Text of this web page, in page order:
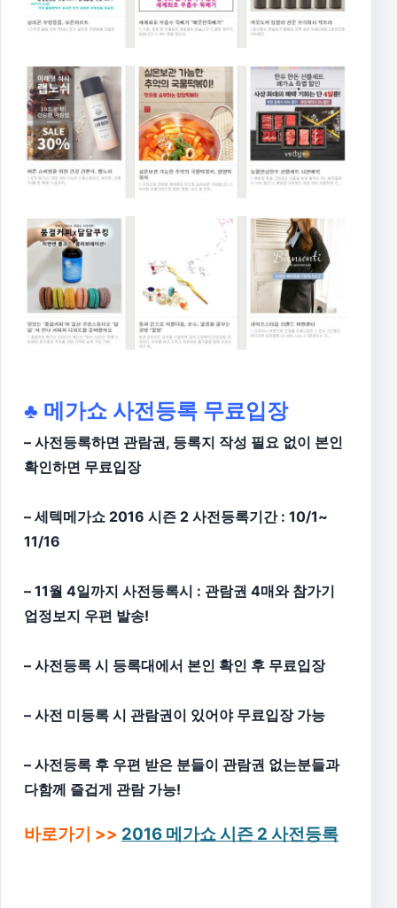
♣ 메가쇼 사전등록 무료입장
– 사전등록하면 관람권, 등록지 작성 필요 없이 본인
확인하면 무료입장
– 세텍메가쇼 2016 시즌 2 사전등록기간 : 10/1~
11/16
– 11월 4일까지 사전등록시 : 관람권 4매와 참가기
업정보지 우편 발송!
– 사전등록 시 등록대에서 본인 확인 후 무료입장
– 사전 미등록 시 관람권이 있어야 무료입장 가능
– 사전등록 후 우편 받은 분들이 관람권 없는분들과
다함께 즐겁게 관람 가능!
바로가기 >> 2016 메가쇼 시즌 2 사전등록